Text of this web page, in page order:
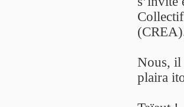
Nous, il
plaira